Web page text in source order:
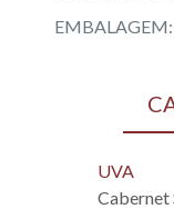
EMBALAGEM:
UVA
Cabernet